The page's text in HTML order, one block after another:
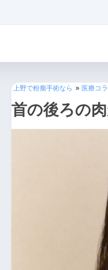
上野で粉瘤手術なら » 医療コ
首の後ろの